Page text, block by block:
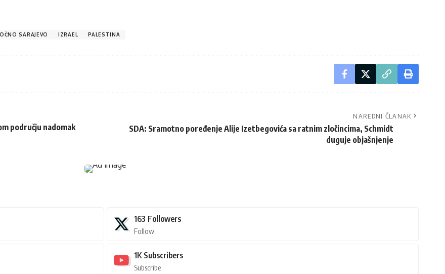
SARAJEVO IZRAEL PALESTINA
području nadomak
NAREDNI ČLANAK
SDA: Sramotno poređenje Alije Izetbegovića sa ratnim zločincima, Schmidt
duguje objašnjenje
163 Followers
Follow
1K Subscribers
Subscribe